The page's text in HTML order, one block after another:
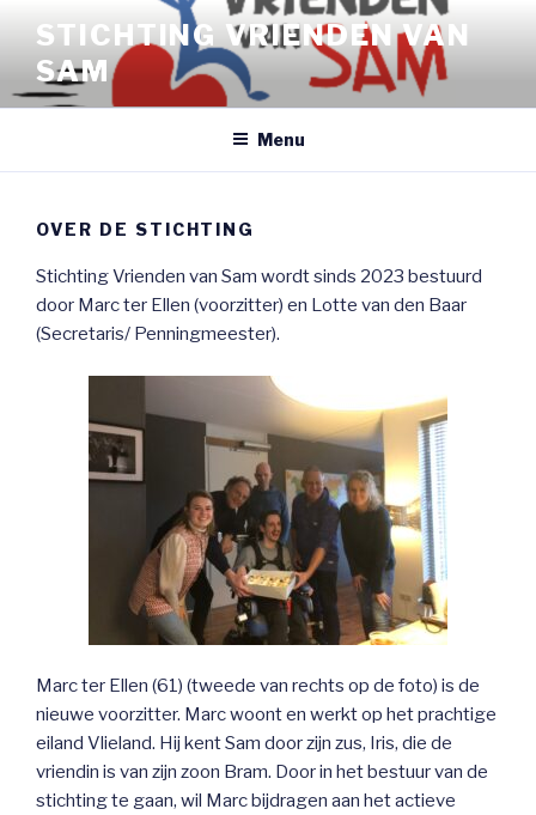
inhoud
springen
STICHTING VRIENDEN VAN
SAM
Menu
OVER DE STICHTING
Stichting Vrienden van Sam wordt sinds 2023 bestuurd
door Marc ter Ellen (voorzitter) en Lotte van den Baar
(Secretaris/ Penningmeester).
Marc ter Ellen (61) (tweede van rechts op de foto) is de
nieuwe voorzitter. Marc woont en werkt op het prachtige
eiland Vlieland. Hij kent Sam door zijn zus, Iris, die de
vriendin is van zijn zoon Bram. Door in het bestuur van de
stichting te gaan, wil Marc bijdragen aan het actieve